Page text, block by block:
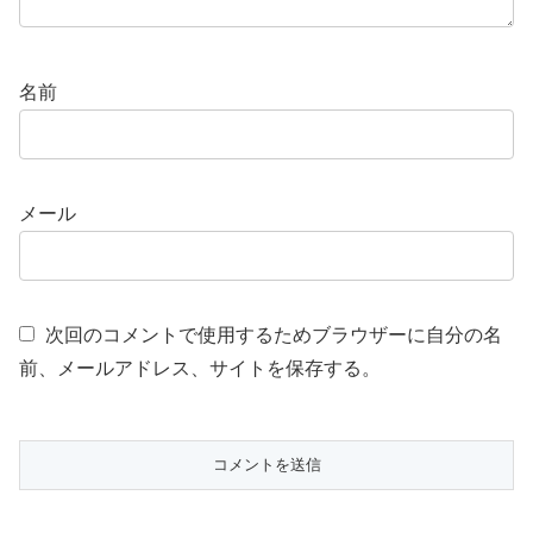
名前
メール
次回のコメントで使用するためブラウザーに自分の名
前、メールアドレス、サイトを保存する。